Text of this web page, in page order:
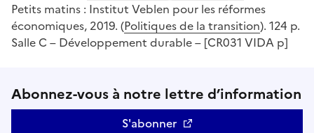
Petits matins : Institut Veblen pour les réformes
économiques, 2019. (Politiques de la transition). 124 p.
Salle C – Développement durable – [CR031 VIDA p]
Abonnez-vous à notre lettre d’information
S'abonner